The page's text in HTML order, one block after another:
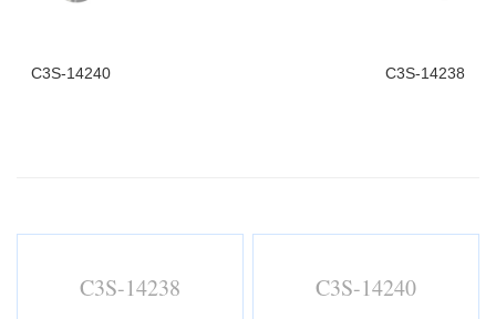
C3S-14240 C3S-14238
C3S-14238 C3S-14240